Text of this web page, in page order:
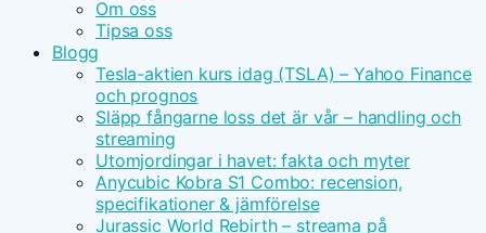
Om oss
Tipsa oss
Blogg
Tesla-aktien kurs idag (TSLA) – Yahoo Finance
och prognos
Släpp fångarne loss det är vår – handling och
streaming
Utomjordingar i havet: fakta och myter
Anycubic Kobra S1 Combo: recension,
specifikationer & jämförelse
Jurassic World Rebirth – streama på